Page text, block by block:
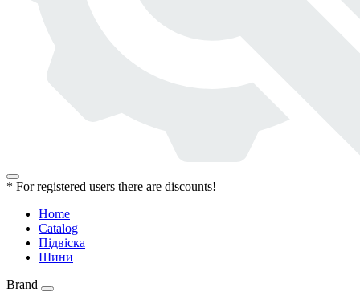
* For registered users there are discounts!
Home
Catalog
Підвіска
Шини
Brand